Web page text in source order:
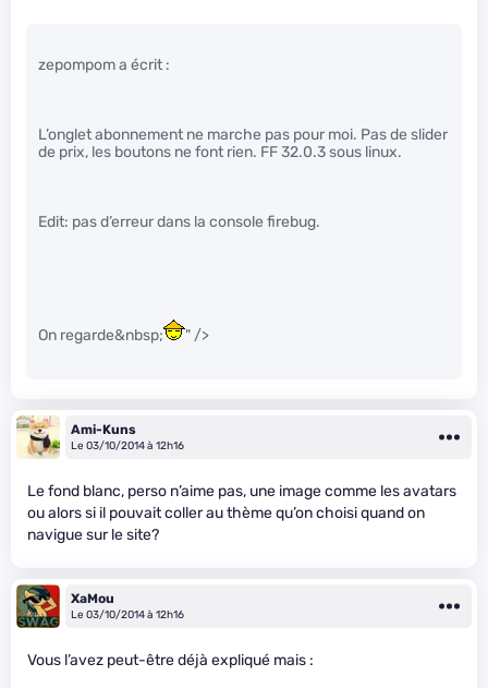
zepompom a écrit :
L’onglet abonnement ne marche pas pour moi. Pas de slider
de prix, les boutons ne font rien. FF 32.0.3 sous linux.
Edit: pas d’erreur dans la console firebug.
On regarde&nbsp; " />
Ami-Kuns
Le 03/10/2014 à 12h16
Le fond blanc, perso n’aime pas, une image comme les avatars
ou alors si il pouvait coller au thème qu’on choisi quand on
navigue sur le site?
XaMou
Le 03/10/2014 à 12h16
Vous l’avez peut-être déjà expliqué mais :